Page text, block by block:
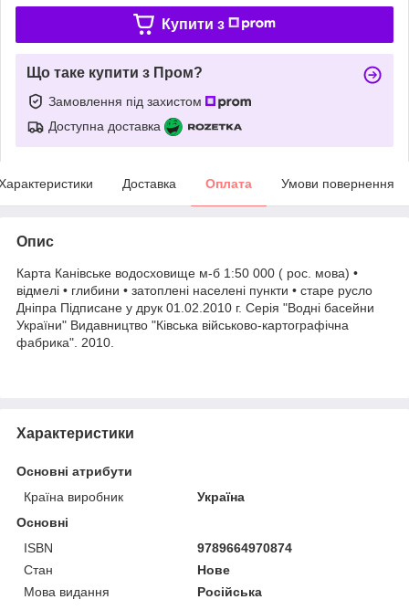
Купити з
Що таке купити з Пром?
Замовлення під захистом
Доступна доставка
Доставка Оплата Умови повернення
Опис
Карта Канівське водосховище м-б 1:50 000 ( рос. мова) •
відмелі • глибини • затоплені населені пункти • старе русло
Дніпра Підписане у друк 01.02.2010 г. Серія "Водні басейни
України" Видавництво "Ківська військово-картографічна
фабрика". 2010.
Характеристики
Основні атрибути
Країна виробник
Україна
Основні
ISBN
9789664970874
Стан
Нове
Мова видання
Російська